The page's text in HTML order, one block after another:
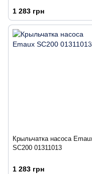
1 283 грн
Крыльчатка насоса
SC200 01311013
1 283 грн